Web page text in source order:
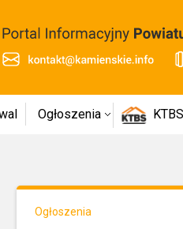
Ogłoszenia KTBS
Ogłoszenia